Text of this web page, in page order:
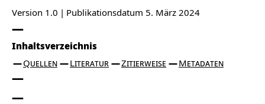
Version 1.0 Publikationsdatum 5. März 2024
Inhaltsverzeichnis
Quellen
Literatur Zitierweise Metadaten